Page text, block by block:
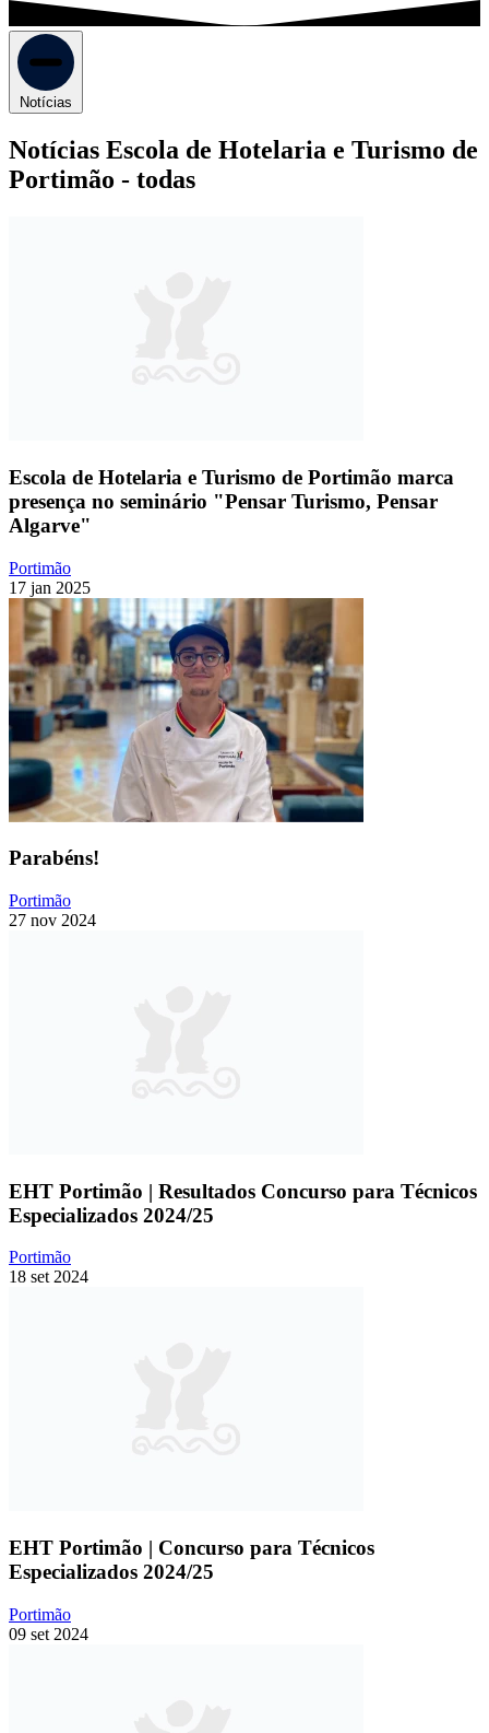
Notícias
Notícias Escola de Hotelaria e Turismo de
Portimão - todas
Escola de Hotelaria e Turismo de Portimão marca
presença no seminário "Pensar Turismo, Pensar
Algarve"
Portimão
17 jan 2025
Parabéns!
Portimão
27 nov 2024
EHT Portimão | Resultados Concurso para Técnicos
Especializados 2024/25
Portimão
18 set 2024
EHT Portimão | Concurso para Técnicos
Especializados 2024/25
Portimão
09 set 2024